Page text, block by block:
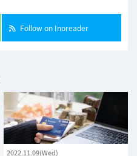
Follow on Inoreader
2022.11.09(Wed)